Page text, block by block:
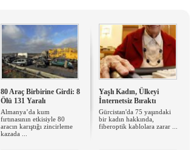
80 Araç Birbirine Girdi: 8
Ölü 131 Yaralı
Almanya’da kum
fırtınasının etkisiyle 80
aracın karıştığı zincirleme
kazada ...
Yaşlı Kadın, Ülkeyi
İnternetsiz Bıraktı
Gürcistan'da 75 yaşındaki
bir kadın hakkında,
fiberoptik kablolara zarar ...